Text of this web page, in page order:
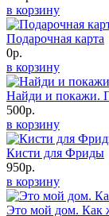
в корзину
Подарочная карта
0р.
в корзину
Найди и покажи.
500р.
в корзину
Кисти для Фриды
950р.
в корзину
Это мой дом. Как